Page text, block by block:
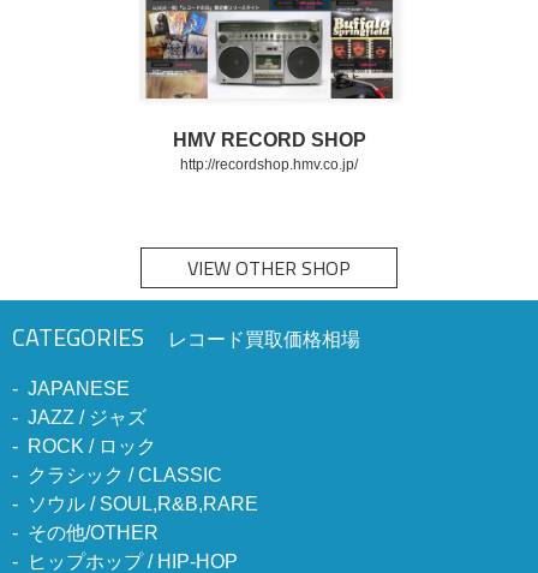
HMV RECORD SHOP
http://recordshop.hmv.co.jp/
VIEW OTHER SHOP
CATEGORIES レコード買取価格相場
JAPANESE
JAZZ / ジャズ
ROCK / ロック
クラシック / CLASSIC
ソウル / SOUL,R&B,RARE
その他/OTHER
ヒップホップ / HIP-HOP